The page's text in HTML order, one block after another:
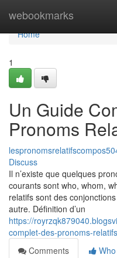
webookmarks
Home
Home
1
Un Guide
Pronoms
Discuss
Il n’existe que quelques
courants sont who, whom,
relatifs sont des
autre. Définition d’un
https://
complet-des-pronoms-
Comments